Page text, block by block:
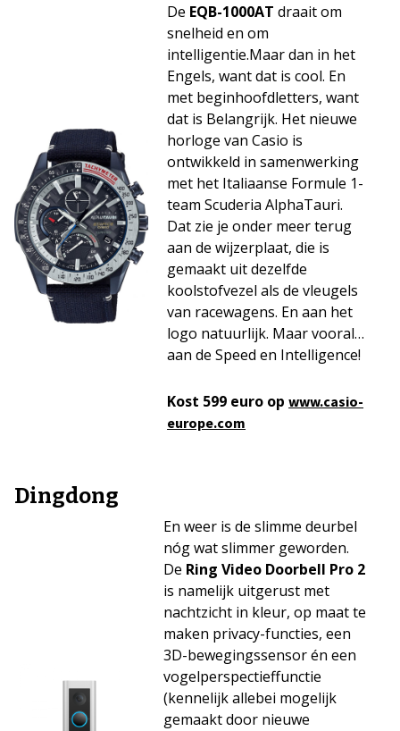
De EQB-1000ATdraait om
snelheid en om
intelligentie.Maar dan in het
Engels, want dat is cool. En
met beginhoofdletters, want
dat is Belangrijk. Het nieuwe
horloge van Casio is
ontwikkeld in samenwerking
met het Italiaanse Formule 1-
team Scuderia AlphaTauri.
Dat zie je onder meer terug
aan de wijzerplaat, die is
gemaakt uit dezelfde
koolstofvezel als de vleugels
van racewagens. En aan het
logo natuurlijk. Maar vooral…
aan de Speed en Intelligence!
Kost 599 euro opwww.casio-
europe.com
Dingdong
En weer is de slimme deurbel
nóg wat slimmer geworden.
De Ring Video Doorbell Pro 2
is namelijk uitgerust met
nachtzicht in kleur, op maat te
maken privacy-functies, een
3D-bewegingssensor én een
vogelperspectieffunctie
(kennelijk allebei mogelijk
gemaakt door nieuwe